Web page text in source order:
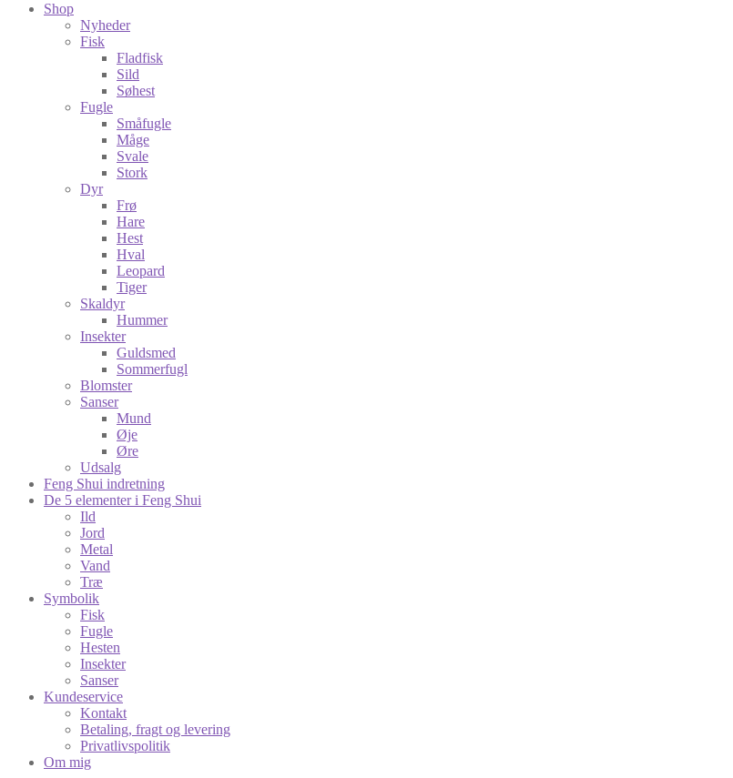
Shop
Nyheder
Fisk
Fladfisk
Sild
Søhest
Fugle
Småfugle
Måge
Svale
Stork
Dyr
Frø
Hare
Hest
Hval
Leopard
Tiger
Skaldyr
Hummer
Insekter
Guldsmed
Sommerfugl
Blomster
Sanser
Mund
Øje
Øre
Udsalg
Feng Shui indretning
De 5 elementer i Feng Shui
Ild
Jord
Metal
Vand
Træ
Symbolik
Fisk
Fugle
Hesten
Insekter
Sanser
Kundeservice
Kontakt
Betaling, fragt og levering
Privatlivspolitik
Om mig